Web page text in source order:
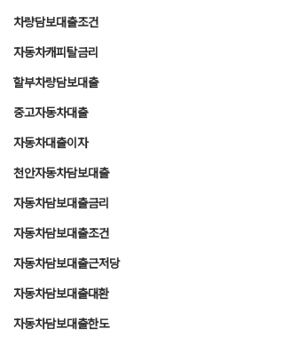
차량담보대출조건
자동차캐피탈금리
할부차량담보대출
중고자동차대출
자동차대출이자
천안자동차담보대출
자동차담보대출금리
자동차담보대출조건
자동차담보대출근저당
자동차담보대출대환
자동차담보대출한도